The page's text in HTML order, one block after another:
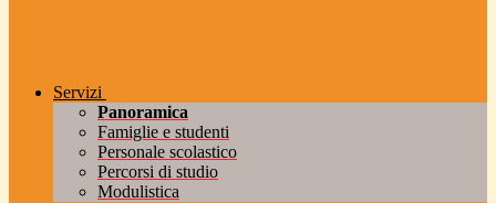
Servizi
Panoramica
Famiglie e studenti
Personale scolastico
Percorsi di studio
Modulistica